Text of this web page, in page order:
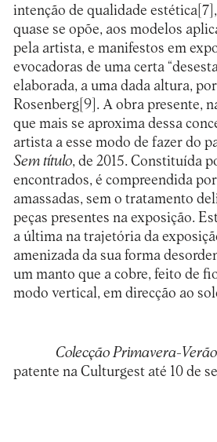
intenção de qualidade estética[7]
quase se opõe, aos modelos
pela artista, e manifestos em
evocadoras de uma certa
elaborada, a uma dada altura,
Rosenberg[9] . A obra presente,
que mais se aproxima dessa
artista a esse modo de fazer do
Sem título, de 2015. Constituída
encontrados, é compreendida
amassadas, sem o tratamento
peças presentes na exposição.
a última na trajetória da
amenizada da sua forma
um manto que a cobre, feito de
modo vertical, em direcção ao
Colecção Primavera-Verão
patente na Culturgest até 10 de